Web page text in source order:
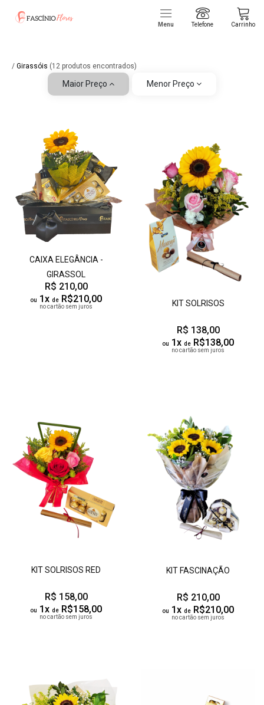
Menu Telefone Carrinho
/ Girassóis (12 produtos encontrados)
Maior Preço Menor Preço
CAIXA ELEGÂNCIA -
GIRASSOL
R$ 210,00
ou 1x de R$210,00
no cartão sem juros KIT SOLRISOS
R$ 138,00
ou 1x de R$138,00
no cartão sem juros
KIT SOLRISOS RED
R$ 158,00
ou 1x de R$158,00
no cartão sem juros
KIT FASCINAÇÃO
R$ 210,00
ou 1x de R$210,00
no cartão sem juros